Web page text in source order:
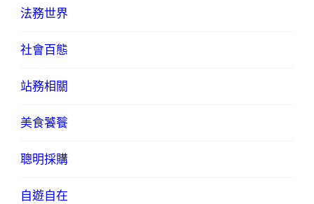
法務世界
社會百態
站務相關
美食饕餮
聰明採購
自遊自在